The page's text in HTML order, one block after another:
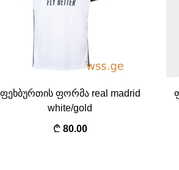
ფეხბურთის ფორმა real madrid
white/gold
80.00